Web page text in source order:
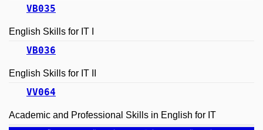
VB035
English Skills for IT I
VB036
English Skills for IT II
VV064
Academic and Professional Skills in English for IT